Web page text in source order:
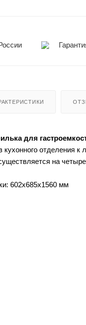
для
кухонного отделения
на
602х685х1560 мм